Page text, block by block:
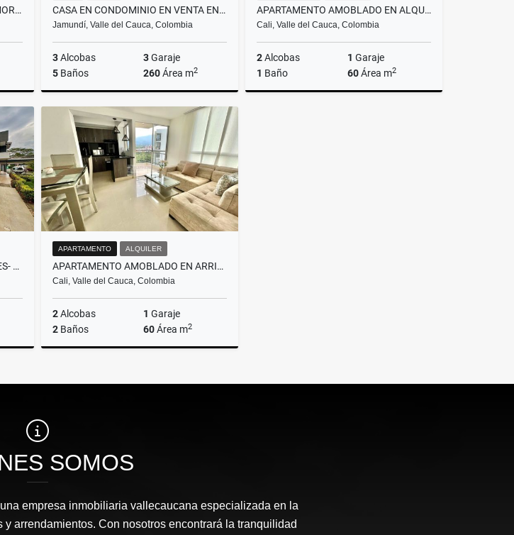
CASA DE LUJO EN VENTA EN LA MORADA- JAMUNDI CASA EN CONDOMINIO EN VENTA EN LA MORADA
Jamundí, Valle del Cauca, Colombia
3Alcobas 3Garaje
5 Baños 260Área m2
Venta
$840.000.000
APARTAMENTO AMOBLADO EN ALQUILER EN VALLE DEL LILI
Cali, Valle del Cauca, Colombia
2Alcobas 1 Garaje
1 Baño 60Área m2
CASA EN VENTA EN LAS MERCEDES- JAMUNDI
APARTAMENTO ALQUILER
APARTAMENTO AMOBLADO EN ARRIENDO EN BOCHALEMA - CALI
Cali, Valle del Cauca, Colombia
2Alcobas 1 Garaje
2 Baños 60Área m2
$3.300.000
SOMOS
empresa inmobiliaria vallecaucana especializada en la
arrendamientos. Con nosotros encontrará la tranquilidad